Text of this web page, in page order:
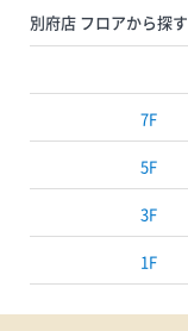
別府店 フロアから探す
7F
5F
3F
1F